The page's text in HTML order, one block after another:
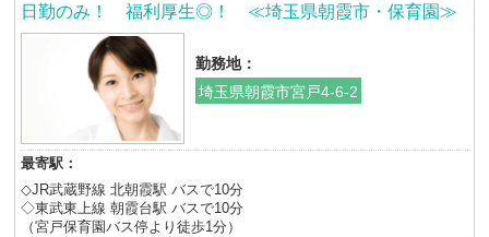
日勤のみ！ 福利厚生◎！ ≪埼玉県朝霞市・保育園≫
勤務地：
埼玉県朝霞市宮戸4-6-2
最寄駅：
◇JR武蔵野線 北朝霞駅 バスで10分
◇東武東上線 朝霞台駅 バスで10分
（宮戸保育園バス停より徒歩1分）